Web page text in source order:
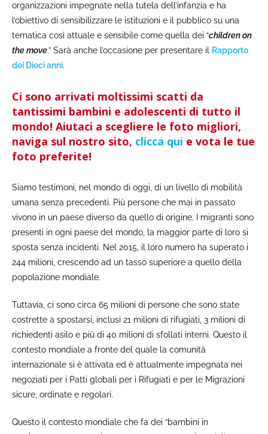
organizzazioni impegnate nella tutela dell’infanzia e ha
l’obiettivo di sensibilizzare le istituzioni e il pubblico su una
tematica così attuale e sensibile come quella dei “children on
the move.” Sarà anche l’occasione per presentare il
Rapporto
dei Dieci anni.
Ci sono arrivati moltissimi scatti da
tantissimi bambini e adolescenti di tutto il
mondo! Aiutaci a scegliere le foto migliori,
naviga sul nostro sito, clicca qui e vota le tue
foto preferite!
Siamo testimoni, nel mondo di oggi, di un livello di mobilità
umana senza precedenti. Più persone che mai in passato
vivono in un paese diverso da quello di origine. I migranti sono
presenti in ogni paese del mondo, la maggior parte di loro si
sposta senza incidenti. Nel 2015, il loro numero ha superato i
244 milioni, crescendo ad un tasso superiore a quello della
popolazione mondiale.
Tuttavia, ci sono circa 65 milioni di persone che sono state
costrette a spostarsi, inclusi 21 milioni di rifugiati, 3 milioni di
richiedenti asilo e più di 40 milioni di sfollati interni. Questo il
contesto mondiale a fronte del quale la comunità
internazionale si è attivata ed è attualmente impegnata nei
negoziati per i Patti globali per i Rifugiati e per le Migrazioni
sicure, ordinate e regolari.
Questo il contesto mondiale che fa dei “bambini in